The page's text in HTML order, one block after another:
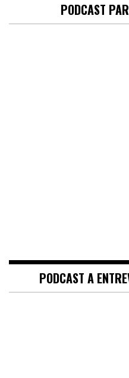
PODCAST
PODCAST A